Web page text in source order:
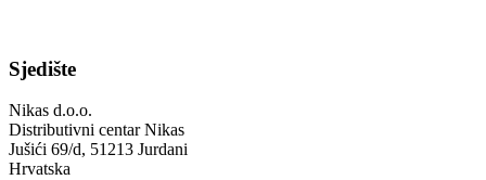
Sjedište
Nikas d.o.o.
Distributivni centar Nikas
Jušići 69/d, 51213 Jurdani
Hrvatska